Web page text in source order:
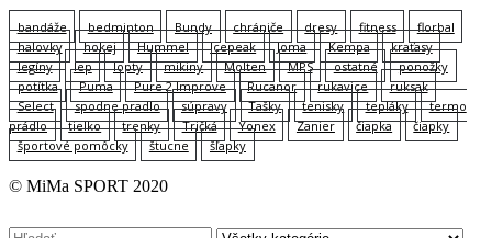
bandáže bedminton Bundy chrániče dresy fitness
florbal
halovky
hokej Hummel Icepeak Joma Kempa
kraťasy
legíny
lep lopty mikiny Molten MPS ostatné
ponožky
potítka
Puma Pure 2 Improve Rucanor rukavice
ruksak
Select
spodne pradlo súpravy Tašky tenisky tepláky
termo
prádlo
tielko trenky Tričká Yonex Zanier čiapka
čiapky
športové pomôcky
štucne šľapky
© MiMa SPORT 2020